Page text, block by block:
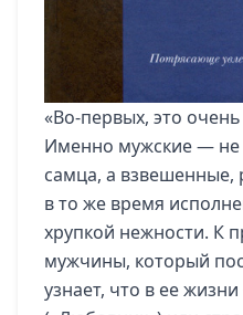
«Во-первых, это
Именно мужские — не
самца, а взвешенные,
в то же время
хрупкой нежности. К
мужчины, который
узнает, что в ее